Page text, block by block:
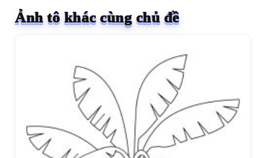
Ảnh tô khác cùng chủ đề